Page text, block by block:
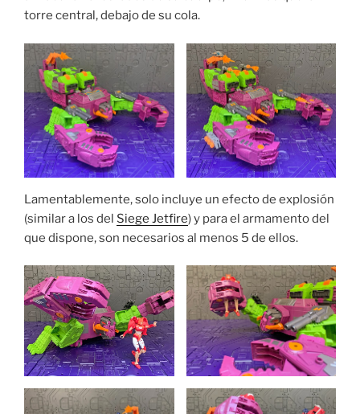
torre central, debajo de su cola.
Lamentablemente, solo incluye un efecto de explosión
(similar a los del Siege Jetfire) y para el armamento del
que dispone, son necesarios al menos 5 de ellos.